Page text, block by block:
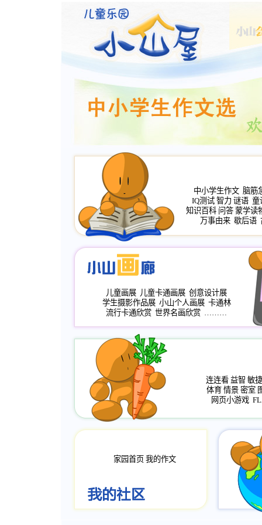
中小学生作文 脑筋
IQ测试 智力 谜语 童
知识百科 问答 蒙学读
万事由来 歇后语
儿童画展 儿童卡通画展 创意设计展
学生摄影作品展 小山个人画展 卡通林
流行卡通欣赏 世界名画欣赏 ………
连连看 益智 敏捷
体育 情景 密室
网页小游戏
家园首页 我的作文